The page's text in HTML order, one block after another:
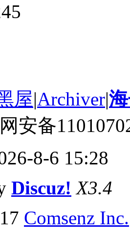
屋|Archiver|
安备
8-6 15:28
Discuz! X3.4
Comsenz Inc.